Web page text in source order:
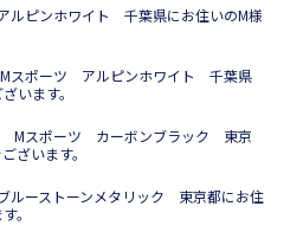
ピンホワイト 千葉県にお住いのM様
ポーツ アルピンホワイト 千葉県
います。
スポーツ カーボンブラック 東京
ざいます。
ーストーンメタリック 東京都にお住
。